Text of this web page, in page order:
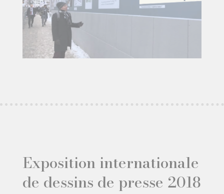
Exposition internationale
de dessins de presse 2018